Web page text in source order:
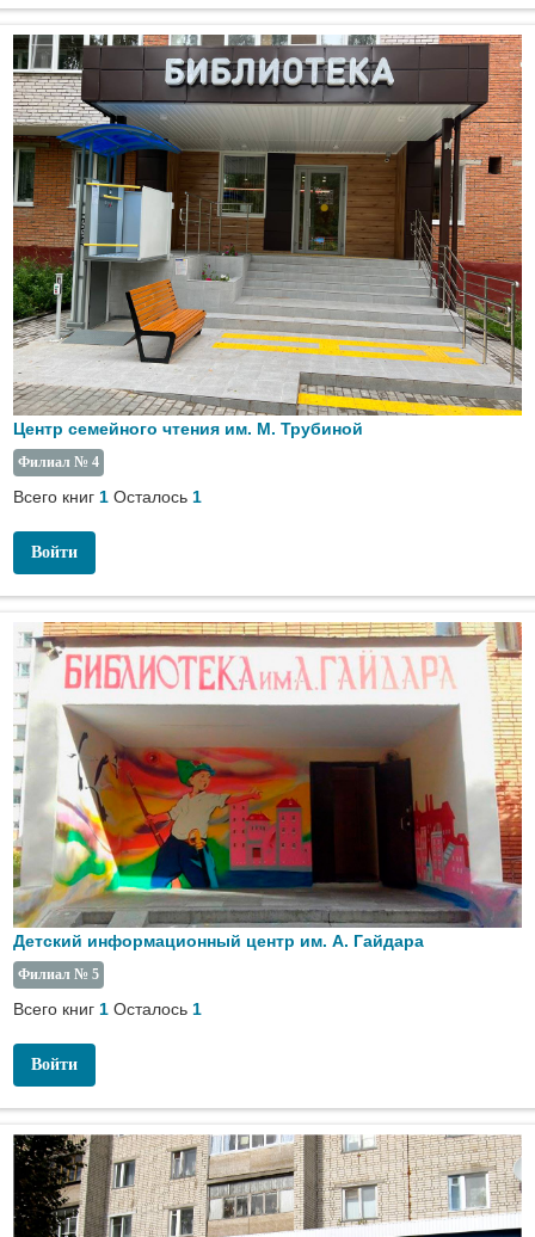
Центр семейного чтения им. М. Трубиной
Филиал № 4
Всего книг 1 Осталось 1
Войти
Детский информационный центр им. А. Гайдара
Филиал № 5
Всего книг 1 Осталось 1
Войти